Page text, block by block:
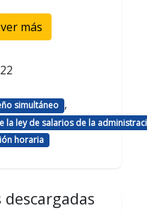
más
simultáneo ,
la ley de salarios de la
horaria